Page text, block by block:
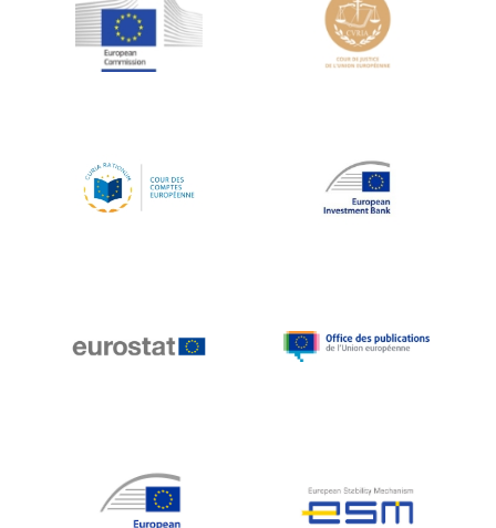
Jean-Louis Schiltz
Jean-Victor Louis
Johnny Åkerholm
Katharien L.C. Hunt
Klaus-Heiner Lehne
Koen LENAERTS